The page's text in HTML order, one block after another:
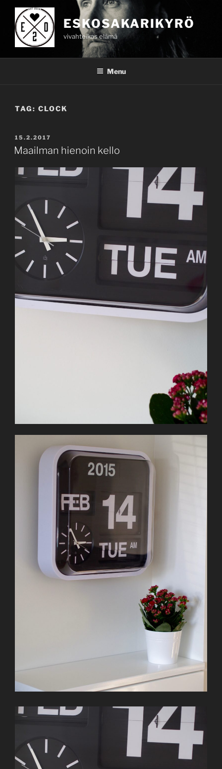
content
ESKOSAKARIKYRÖ
vivahteikas elämä
Menu
TAG: CLOCK
POSTED
ON
15.2.2017
Maailman hienoin kello